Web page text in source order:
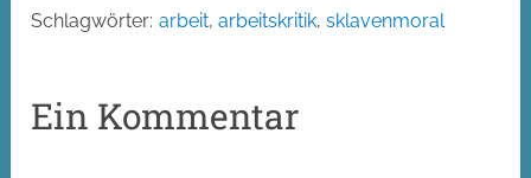
Schlagwörter: arbeit,arbeitskritik,sklavenmoral
Ein Kommentar